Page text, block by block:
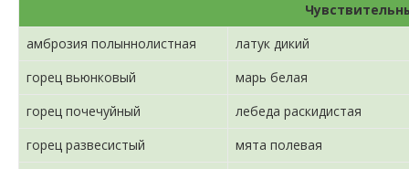
амброзия полыннолистная
латук дикий
горец вьюнковый
марь белая
горец почечуйный
лебеда раскидистая
горец развесистый
мята полевая